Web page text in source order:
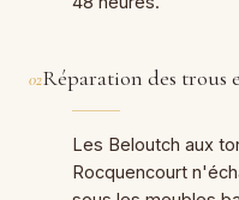
02Réparation des trous
Les Beloutch aux
Rocquencourt